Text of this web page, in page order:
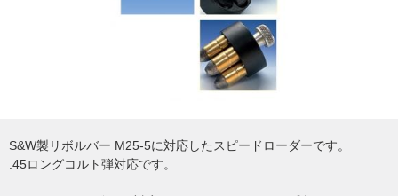
S&W製リボルバー M25-5に対応したスピードローダーです。
.45ロングコルト弾対応です。